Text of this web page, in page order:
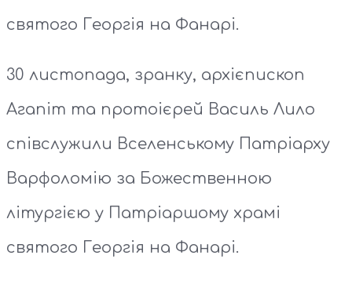
святого Георгія на Фанарі.
30 листопада, зранку, архієпископ
Агапіт та протоієрей Василь Лило
співслужили Вселенському Патріарху
Варфоломію за Божественною
літургією у Патріаршому храмі
святого Георгія на Фанарі.